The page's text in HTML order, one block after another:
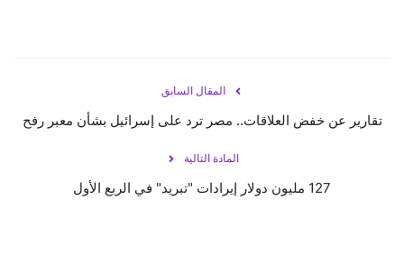
المقال السابق
تقارير عن خفض العلاقات.. مصر ترد على إسرائيل بشأن معبر رفح
المادة التالية
127 مليون دولار إيرادات "تبريد" في الربع الأول